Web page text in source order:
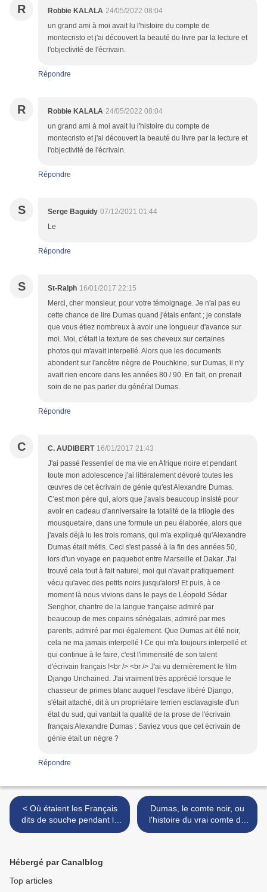
R Robbie KALALA 24/05/2022 08:04
un grand ami à moi avait lu l'histoire du compte de
montecristo et j'ai découvert la beauté du livre par la lecture et
l'objectivité de l'écrivain.
Répondre
R Robbie KALALA 24/05/2022 08:04
un grand ami à moi avait lu l'histoire du compte de
montecristo et j'ai découvert la beauté du livre par la lecture et
l'objectivité de l'écrivain.
Répondre
S Serge Baguidy 07/12/2021 01:44
Le
Répondre
S St-Ralph 16/01/2017 22:15
Merci, cher monsieur, pour votre témoignage. Je n'ai pas eu
cette chance de lire Dumas quand j'étais enfant ; je constate
que vous étiez nombreux à avoir une longueur d'avance sur
moi. Moi, c'était la texture de ses cheveux sur certaines
photos qui m'avait interpellé. Alors que les documents
abondent sur l'ancêtre nègre de Pouchkine, sur Dumas, il n'y
avait rien encore dans les années 80 / 90. En fait, on prenait
soin de ne pas parler du général Dumas.
Répondre
C C. AUDIBERT 16/01/2017 21:43
J'ai passé l'essentiel de ma vie en Afrique noire et pendant
toute mon adolescence j'ai littéralement dévoré toutes les
œuvres de cet écrivain de génie qu'est Alexandre Dumas.
C'est mon père qui, alors que j'avais beaucoup insisté pour
avoir en cadeau d'anniversaire la totalité de la trilogie des
mousquetaire, dans une formule un peu élaborée, alors que
j'avais déjà lu les trois romans, qui m'a expliqué qu'Alexandre
Dumas était métis. Ceci s'est passé à la fin des années 50,
lors d'un voyage en paquebot entre Marseille et Dakar. J'ai
trouvé cela tout à fait naturel, moi qui n'avait pratiquement
vécu qu'avec des petits noirs jusqu'alors! Et puis, à ce
moment là nous vivions dans le pays de Léopold Sédar
Senghor, chantre de la langue française admiré par
beaucoup de mes copains sénégalais, admiré par mes
parents, admiré par moi également. Que Dumas ait été noir,
cela ne ma jamais interpellé ! Ce qui m'a toujours interpellé et
qui continue à le faire, c'est l'immensité de son talent
d'écrivain français !<br /> <br /> J'ai vu dernièrement le film
Django Unchained. J'ai vraiment très apprécié lorsque le
chasseur de primes blanc auquel l'esclave libéré Django,
s'était attaché, dit à un propriétaire terrien esclavagiste d'un
état du sud, qui vantait la qualité de la prose de l'écrivain
français Alexandre Dumas : Saviez vous que cet écrivain de
génie était un nègre ?
Répondre
< Où étaient les Français
dits de souche pendant la
seconde guerre mondiale ?
Dumas, le comte noir, ou
l'histoire du vrai comte de
Monte-Cristo (Tom Reiss) >
Hébergé par Canalblog
Top articles